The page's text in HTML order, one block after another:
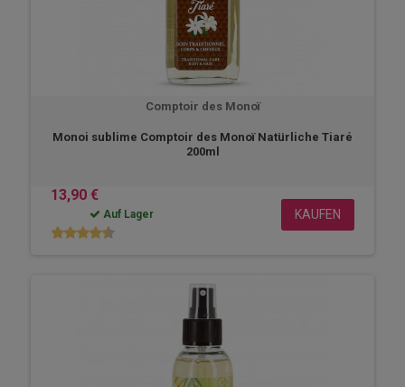
Comptoir des Monoï
Monoi sublime Comptoir des Monoï Natürliche Tiaré
200ml
13,90 €
Auf Lager KAUFEN